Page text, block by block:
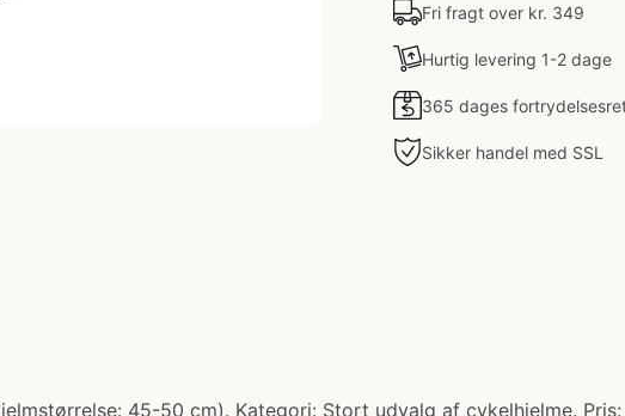
Fri fragt over kr. 349
Hurtig levering 1-2 dage
365 dages
Sikker handel med SSL
45-50 cm). Kategori: Stort udvalg af cykelhjelme.